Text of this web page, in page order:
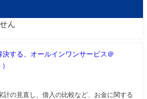
ん
する、オールインワンサービス＠
計の見直し、借入の比較など、お金に関する